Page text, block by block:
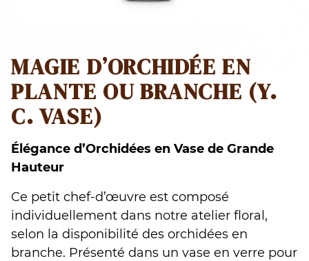
MAGIE D’ORCHIDÉE EN
PLANTE OU BRANCHE (Y.
C. VASE)
Élégance d’Orchidées en Vase de Grande
Hauteur
Ce petit chef-d’œuvre est composé
individuellement dans notre atelier floral,
selon la disponibilité des orchidées en
branche. Présenté dans un vase en verre pour